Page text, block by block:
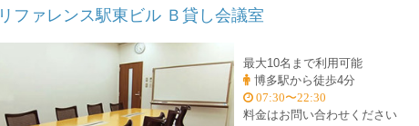
リファレンス駅東ビル Ｂ貸し会議室
最大10名まで利用可能
博多駅から徒歩4分
07:30〜22:30
料金はお問い合わせください